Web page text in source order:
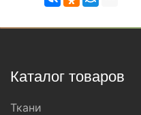
Каталог товаров
Ткани